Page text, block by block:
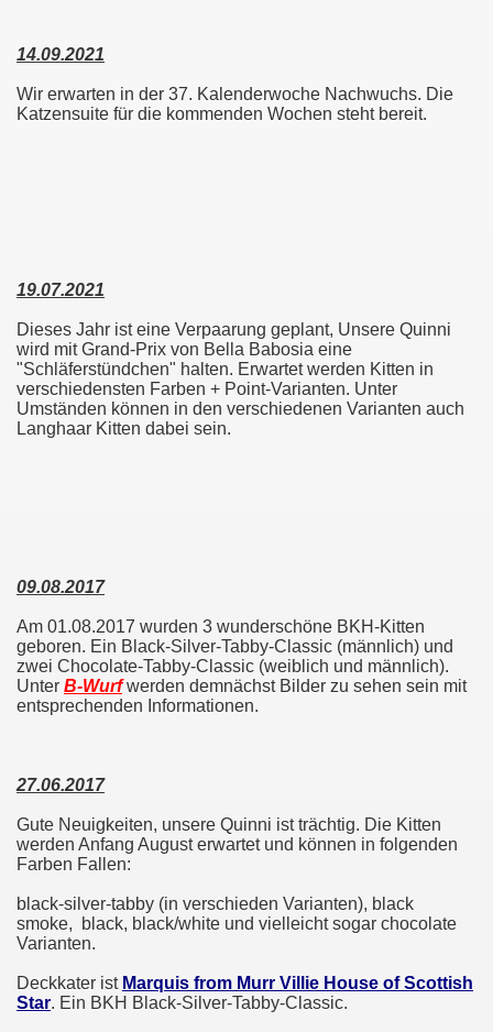
14.09.2021
Wir erwarten in der 37. Kalenderwoche Nachwuchs. Die
Katzensuite für die kommenden Wochen steht bereit.
19.07.2021
Dieses Jahr ist eine Verpaarung geplant, Unsere Quinni
wird mit Grand-Prix von Bella Babosia eine
"Schläferstündchen" halten. Erwartet werden Kitten in
verschiedensten Farben + Point-Varianten. Unter
Umständen können in den verschiedenen Varianten auch
Langhaar Kitten dabei sein.
09.08.2017
Am 01.08.2017 wurden 3 wunderschöne BKH-Kitten
geboren. Ein Black-Silver-Tabby-Classic (männlich) und
zwei Chocolate-Tabby-Classic (weiblich und männlich).
Unter B-Wurfwerden demnächst Bilder zu sehen sein mit
entsprechenden Informationen.
27.06.2017
Gute Neuigkeiten, unsere Quinni ist trächtig. Die Kitten
werden Anfang August erwartet und können in folgenden
Farben Fallen:
black-silver-tabby (in verschieden Varianten), black
smoke, black, black/white und vielleicht sogar chocolate
Varianten.
Deckkater ist Marquis from Murr Villie House of Scottish
Star. Ein BKH Black-Silver-Tabby-Classic.